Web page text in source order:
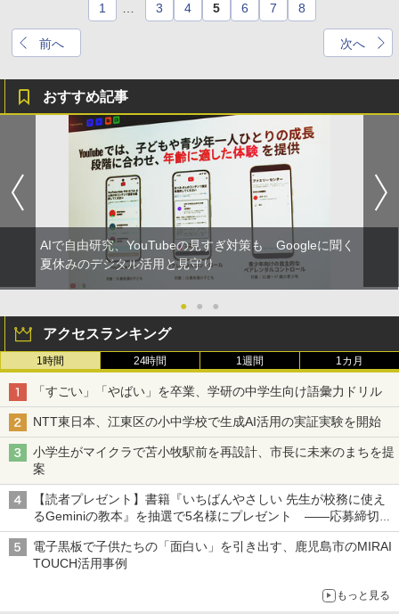
前へ
1 3 4 5 6 7 8
次へ
おすすめ記事
AIで自由研究、YouTubeの見すぎ対策も Googleに聞く
夏休みのデジタル活用と見守り
● ● ●
アクセスランキング
1時間 24時間 1週間 1カ月
「すごい」「やばい」を卒業、学研の中学生向け語彙力ドリル
NTT東日本、江東区の小中学校で生成AI活用の実証実験を開始
小学生がマイクラで苫小牧駅前を再設計、市長に未来のまちを提
案
【読者プレゼント】書籍『いちばんやさしい 先生が校務に使え
るGeminiの教本』を抽選で5名様にプレゼント ――応募締切は
2026年8月12日（水）まで
電子黒板で子供たちの「面白い」を引き出す、鹿児島市のMIRAI
TOUCH活用事例
もっと見る